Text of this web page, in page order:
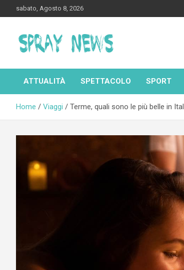
to
sabato, Agosto 8, 2026
Spraynews.it
ATTUALITÀ SPETTACOLO SPORT
Home Viaggi Terme, quali sono le più belle in